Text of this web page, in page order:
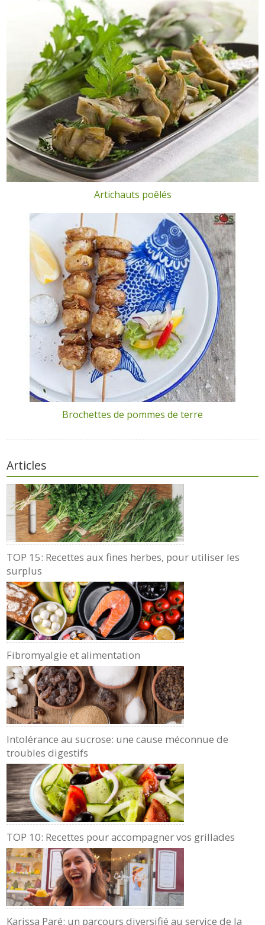
Artichauts poêlés
Brochettes de pommes de terre
Articles
TOP 15: Recettes aux fines herbes, pour utiliser les
surplus
Fibromyalgie et alimentation
Intolérance au sucrose: une cause méconnue de
troubles digestifs
TOP 10: Recettes pour accompagner vos grillades
Karissa Paré: un parcours diversifié au service de la